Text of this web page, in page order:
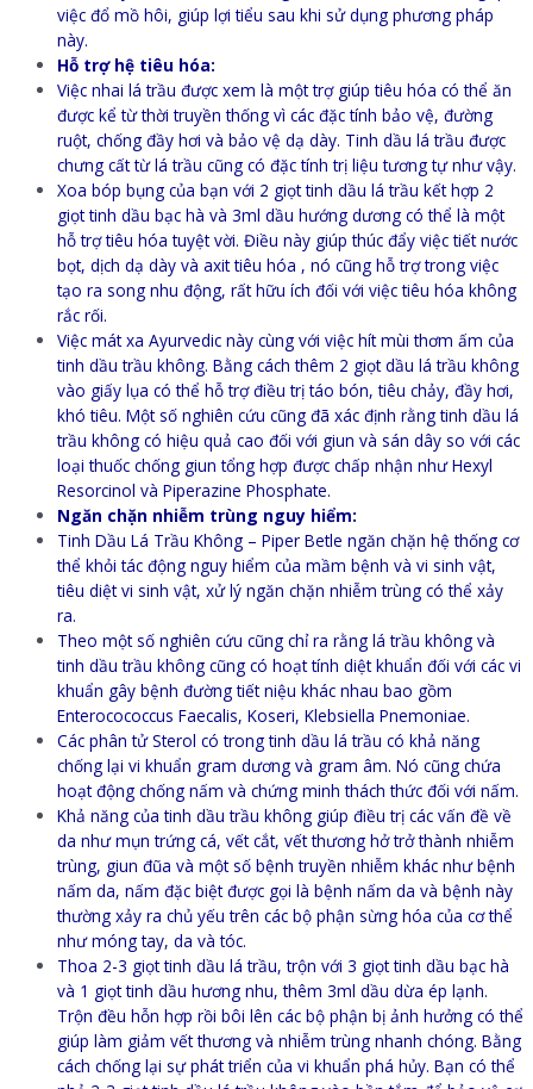
việc đổ mồ hôi, giúp lợi tiểu sau khi sử dụng phương pháp
này.
Hỗ trợ hệ tiêu hóa:
Việc nhai lá trầu được xem là một trợ giúp tiêu hóa có thể ăn
được kể từ thời truyền thống vì các đặc tính bảo vệ, đường
ruột, chống đầy hơi và bảo vệ dạ dày. Tinh dầu lá trầu được
chưng cất từ lá trầu cũng có đặc tính trị liệu tương tự như vậy.
Xoa bóp bụng của bạn với 2 giọt tinh dầu lá trầu kết hợp 2
giọt tinh dầu bạc hà và 3ml dầu hướng dương có thể là một
hỗ trợ tiêu hóa tuyệt vời. Điều này giúp thúc đẩy việc tiết nước
bọt, dịch dạ dày và axit tiêu hóa , nó cũng hỗ trợ trong việc
tạo ra song nhu động, rất hữu ích đối với việc tiêu hóa không
rắc rối.
Việc mát xa Ayurvedic này cùng với việc hít mùi thơm ấm của
tinh dầu trầu không. Bằng cách thêm 2 giọt dầu lá trầu không
vào giấy lụa có thể hỗ trợ điều trị táo bón, tiêu chảy, đầy hơi,
khó tiêu. Một số nghiên cứu cũng đã xác định rằng tinh dầu lá
trầu không có hiệu quả cao đối với giun và sán dây so với các
loại thuốc chống giun tổng hợp được chấp nhận như Hexyl
Resorcinol và Piperazine Phosphate.
Ngăn chặn nhiễm trùng nguy hiểm:
Tinh Dầu Lá Trầu Không – Piper Betle ngăn chặn hệ thống cơ
thể khỏi tác động nguy hiểm của mầm bệnh và vi sinh vật,
tiêu diệt vi sinh vật, xử lý ngăn chặn nhiễm trùng có thể xảy
ra.
Theo một số nghiên cứu cũng chỉ ra rằng lá trầu không và
tinh dầu trầu không cũng có hoạt tính diệt khuẩn đối với các vi
khuẩn gây bệnh đường tiết niệu khác nhau bao gồm
Enterocococcus Faecalis, Koseri, Klebsiella Pnemoniae.
Các phân tử Sterol có trong tinh dầu lá trầu có khả năng
chống lại vi khuẩn gram dương và gram âm. Nó cũng chứa
hoạt động chống nấm và chứng minh thách thức đối với nấm.
Khả năng của tinh dầu trầu không giúp điều trị các vấn đề về
da như mụn trứng cá, vết cắt, vết thương hở trở thành nhiễm
trùng, giun đũa và một số bệnh truyền nhiễm khác như bệnh
nấm da, nấm đặc biệt được gọi là bệnh nấm da và bệnh này
thường xảy ra chủ yếu trên các bộ phận sừng hóa của cơ thể
như móng tay, da và tóc.
Thoa 2-3 giọt tinh dầu lá trầu, trộn với 3 giọt tinh dầu bạc hà
và 1 giọt tinh dầu hương nhu, thêm 3ml dầu dừa ép lạnh.
Trộn đều hỗn hợp rồi bôi lên các bộ phận bị ảnh hưởng có thể
giúp làm giảm vết thương và nhiễm trùng nhanh chóng. Bằng
cách chống lại sự phát triển của vi khuẩn phá hủy. Bạn có thể